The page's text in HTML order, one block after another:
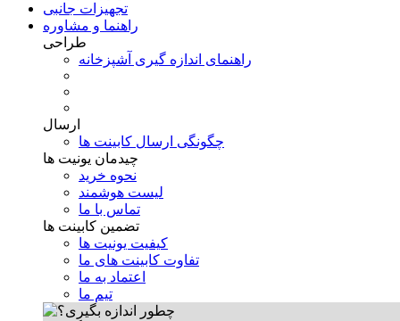
تجهیزات جانبی
راهنما و مشاوره
طراحی
راهنمای اندازه گیری آشپزخانه
ارسال
چگونگی ارسال کابینت ها
چیدمان یونیت ها
نحوه خرید
لیست هوشمند
تماس با ما
تضمین کابینت ها
کیفیت یونیت ها
تفاوت کابینت های ما
اعتماد به ما
تیم ما